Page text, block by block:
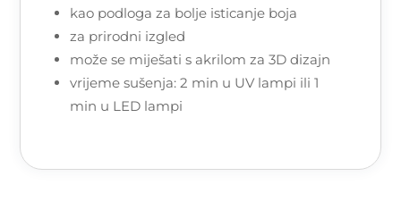
kao podloga za bolje isticanje boja
za prirodni izgled
može se miješati s akrilom za 3D dizajn
vrijeme sušenja: 2 min u UV lampi ili 1
min u LED lampi